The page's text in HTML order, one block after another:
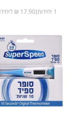
1 יחידות(17.90 ₪ ליחידה)